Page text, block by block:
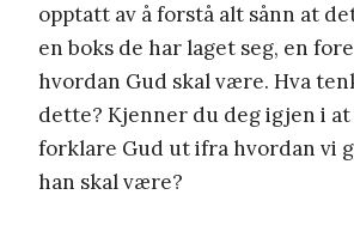
opptatt av å forstå alt sånn at
en boks de har laget seg, en
hvordan Gud skal være. Hva
dette? Kjenner du deg igjen i
forklare Gud ut ifra hvordan vi
han skal være?